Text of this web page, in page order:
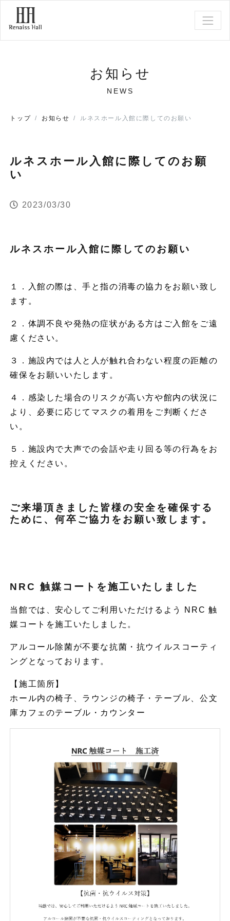
お知らせ
NEWS
トップ お知らせ ルネスホール入館に際してのお願い
ルネスホール入館に際してのお願
い
2023/03/30
ルネスホール入館に際してのお願い
１．入館の際は、手と指の消毒の協力をお願い致し
ます。
２．体調不良や発熱の症状がある方はご入館をご遠
慮ください。
３．施設内では人と人が触れ合わない程度の距離の
確保をお願いいたします。
４．感染した場合のリスクが高い方や館内の状況に
より、必要に応じてマスクの着用をご判断くださ
い。
５．施設内で大声での会話や走り回る等の行為をお
控えください。
ご来場頂きました皆様の安全を確保する
ために、何卒ご協力をお願い致します。
NRC 触媒コートを施工いたしました
当館では、安心してご利用いただけるよう NRC 触
媒コートを施工いたしました。
アルコール除菌が不要な抗菌・抗ウイルスコーティ
ングとなっております。
【施工箇所】
ホール内の椅子、ラウンジの椅子・テーブル、公文
庫カフェのテーブル・カウンター